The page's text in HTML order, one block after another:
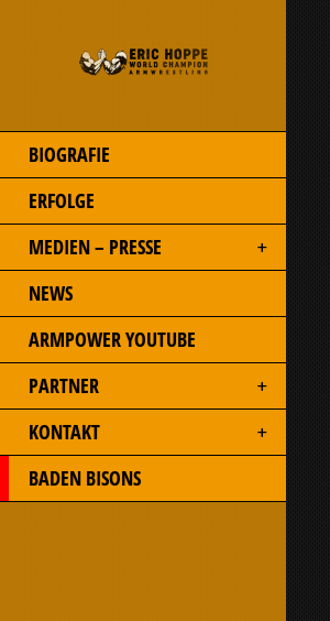
BIOGRAFIE
ERFOLGE
MEDIEN – PRESSE
NEWS
ARMPOWER YOUTUBE
PARTNER
KONTAKT
BADEN BISONS